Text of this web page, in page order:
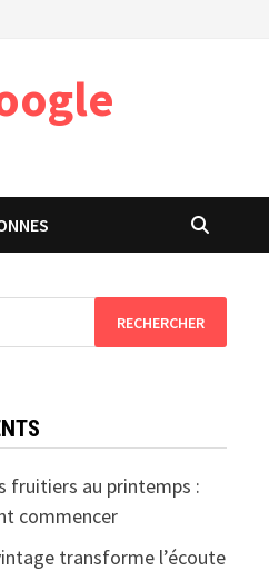
fruitiers au printemps :
commencer
transforme l’écoute